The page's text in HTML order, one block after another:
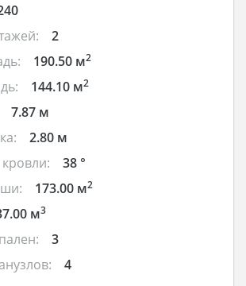
2
190.50 м2
144.10 м2
7.87 м
2.80 м
38 °
173.00 м2
м3
3
4